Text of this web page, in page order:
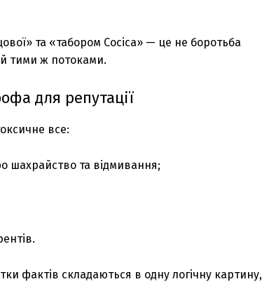
та «табором Сосіса» — це не боротьба
тими ж потоками.
для репутації
все:
шахрайство та відмивання;
фактів складаються в одну логічну картину,